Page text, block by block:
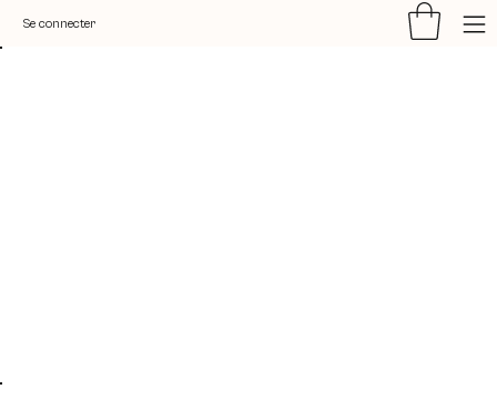
Se connecter